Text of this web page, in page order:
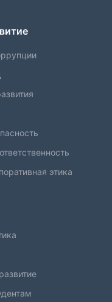
этика